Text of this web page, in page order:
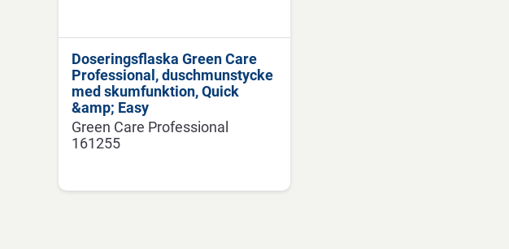
Doseringsflaska Green Care
Professional, duschmunstycke
med skumfunktion, Quick
&amp; Easy
Green Care Professional
161255